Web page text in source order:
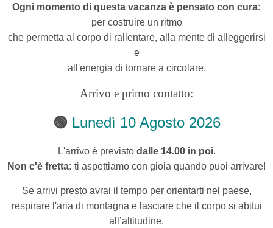
Ogni momento di questa vacanza è pensato con cura:
per costruire un ritmo
che permetta al corpo di rallentare, alla mente di alleggerirsi
e
all'energia di tornare a circolare.
Arrivo e primo contatto:
🟢 Lunedì 10 Agosto 2026
L'arrivo è previsto dalle 14.00 in poi.
Non c'è fretta: ti aspettiamo con gioia quando puoi arrivare!
Se arrivi presto avrai il tempo per orientarti nel paese,
respirare l'aria di montagna e lasciare che il corpo si abitui
all’altitudine.